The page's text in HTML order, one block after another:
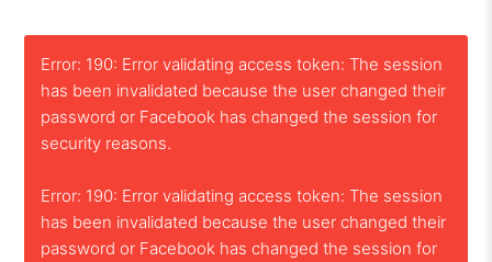
Error: 190: Error validating access token: The session
has been invalidated because the user changed their
password or Facebook has changed the session for
security reasons.
Error: 190: Error validating access token: The session
has been invalidated because the user changed their
password or Facebook has changed the session for